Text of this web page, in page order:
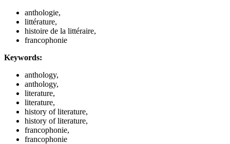
anthologie,
littérature,
histoire de la littéraire,
francophonie
Keywords:
anthology,
anthology,
literature,
literature,
history of literature,
history of literature,
francophonie,
francophonie